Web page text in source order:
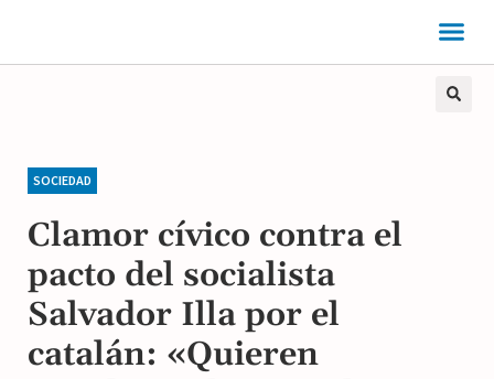
SOCIEDAD
Clamor cívico contra el
pacto del socialista
Salvador Illa por el
catalán: «Quieren